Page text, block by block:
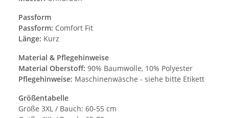
Passform
Passform: Comfort Fit
Länge: Kurz
Material & Pflegehinweise
Material Oberstoff: 90% Baumwolle, 10% Polyester
Pflegehinweise: Maschinenwäsche - siehe bitte Etikett
Größentabelle
Größe 3XL / Bauch: 60-55 cm